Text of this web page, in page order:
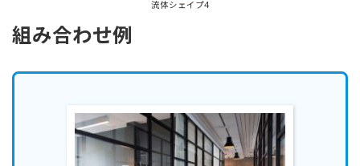
流体シェイプ4
組み合わせ例